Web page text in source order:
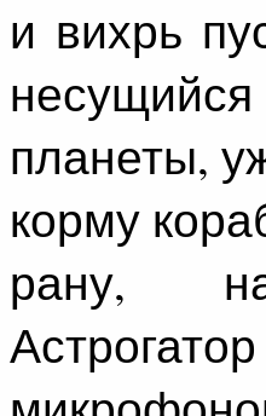
и вихрь
планеты,
корму
рану,